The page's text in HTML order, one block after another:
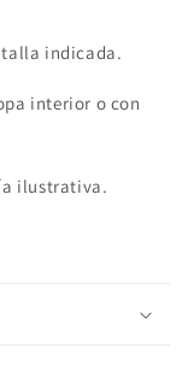
indicada.
interior o con
ilustrativa.